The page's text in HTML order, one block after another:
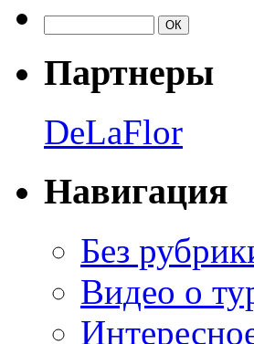
Партнеры
DeLaFlor
Навигация
Без
Видео о